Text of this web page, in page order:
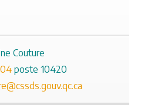
Couture
poste 10420